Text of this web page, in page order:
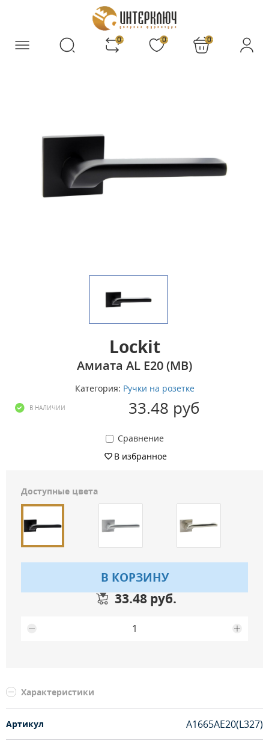
0 0 0
Lockit
Амиата AL E20 (MB)
Категория: Ручки на розетке
В НАЛИЧИИ 33.48 руб
Сравнение
В избранное
Доступные цвета
В КОРЗИНУ
33.48 руб.
Характеристики
Артикул A1665AE20(L327)